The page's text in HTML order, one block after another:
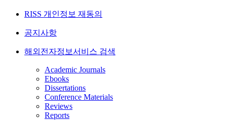
RISS 개인정보 재동의
공지사항
해외전자정보서비스 검색
Academic Journals
Ebooks
Dissertations
Conference Materials
Reviews
Reports